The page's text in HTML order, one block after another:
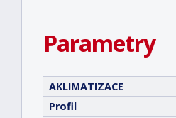
Parametry
AKLIMATIZACE
Profil